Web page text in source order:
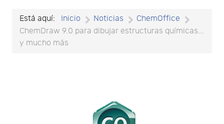
Está aquí: Inicio Noticias
ChemOffice
ChemDraw 9.0 para dibujar estructuras químicas...
y mucho más